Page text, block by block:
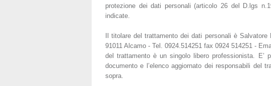
protezione dei dati personali (articolo 26 del D.lgs
indicate.
Il titolare del trattamento dei dati personali è
91011 Alcamo - Tel. 0924.514251 fax 0924 514251 -
del trattamento è un singolo libero professionista. E’
documento e l’elenco aggiornato dei responsabili del
sopra.